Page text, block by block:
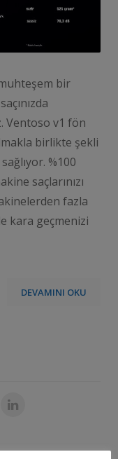
bir
Ventoso v1 fön
birlikte şekli
%100
saçlarınızı
fazla
kara geçmenizi
DEVAMINI OKU